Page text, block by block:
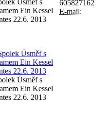
Ein Kessel
22.6. 2013
Úsměf s
Ein Kessel
22.6. 2013
605827162
E-mail: